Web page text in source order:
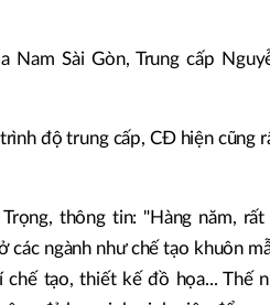
Sài Gòn, Trung cấp
độ trung cấp, CĐ hiện cũng
thông tin: "Hàng năm, rất
ngành như chế tạo khuôn
tạo, thiết kế đồ họa... Thế